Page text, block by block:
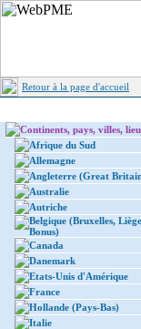
Retour à la page d'accueil
Continents, pays, villes,
Afrique du Sud
Allemagne
Angleterre (Great
Australie
Autriche
Belgique (Bruxelles,
Bonus)
Canada
Danemark
Etats-Unis d'Amérique
France
Hollande (Pays-Bas)
Italie